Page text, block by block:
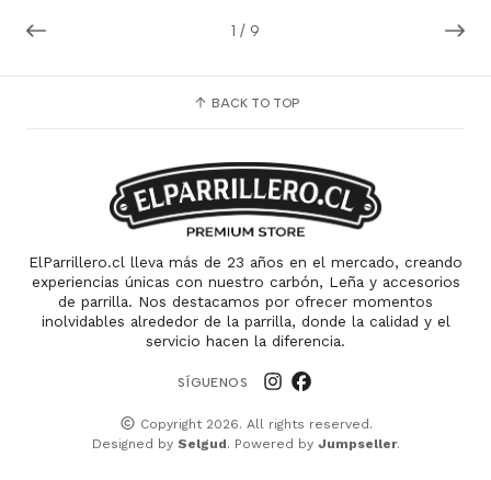
1 / 9
BACK TO TOP
ElParrillero.cl lleva más de 23 años en el mercado, creando
experiencias únicas con nuestro carbón, Leña y accesorios
de parrilla. Nos destacamos por ofrecer momentos
inolvidables alrededor de la parrilla, donde la calidad y el
servicio hacen la diferencia.
SÍGUENOS
Copyright 2026. All rights reserved.
Designed by Selgud. Powered by Jumpseller.